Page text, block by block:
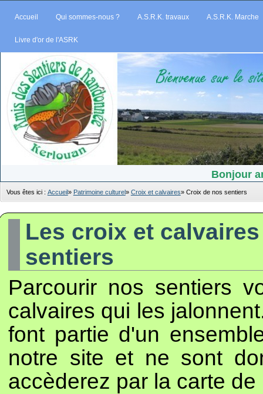
Accueil Qui sommes-nous ? A.S.R.K. travaux A.S.R.K. Marche
Livre d'or de l'ASRK
Bonjour
Vous êtes ici : Accueil» Patrimoine culturel» Croix et calvaires» Croix de nos sentiers
Les croix et
sentiers
Parcourir nos sentiers
calvaires qui les
font partie d'un
notre site et ne sont
accèderez par la carte